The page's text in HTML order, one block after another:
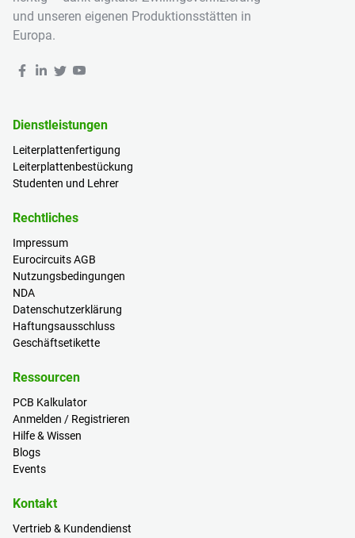
und unseren eigenen Produktionsstätten in
Europa.
Dienstleistungen
Leiterplattenfertigung
Leiterplattenbestückung
Studenten und Lehrer
Rechtliches
Impressum
Eurocircuits AGB
Nutzungsbedingungen
NDA
Datenschutzerklärung
Haftungsausschluss
Geschäftsetikette
Ressourcen
PCB Kalkulator
Anmelden / Registrieren
Hilfe & Wissen
Blogs
Events
Kontakt
Vertrieb & Kundendienst